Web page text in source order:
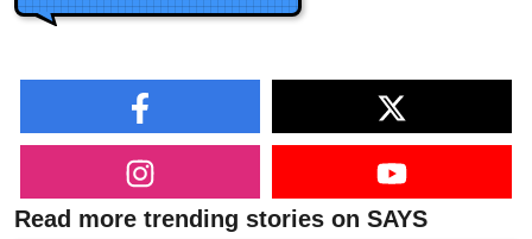
Read more trending stories on SAYS